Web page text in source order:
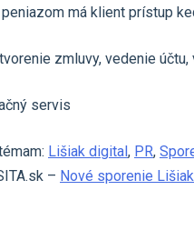
má klient prístup
zmluvy, vedenie
servis
Lišiak digital , PR,
– Nové sporenie